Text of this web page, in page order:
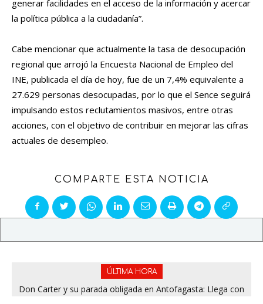
generar facilidades en el acceso de la información y acercar
la política pública a la ciudadanía”.
Cabe mencionar que actualmente la tasa de desocupación
regional que arrojó la Encuesta Nacional de Empleo del
INE, publicada el día de hoy, fue de un 7,4% equivalente a
27.629 personas desocupadas, por lo que el Sence seguirá
impulsando estos reclutamientos masivos, entre otras
acciones, con el objetivo de contribuir en mejorar las cifras
actuales de desempleo.
COMPARTE ESTA NOTICIA